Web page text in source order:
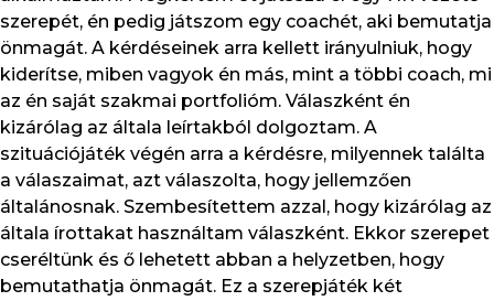
szerepét, én pedig játszom egy coachét, aki bemutatja
önmagát. A kérdéseinek arra kellett irányulniuk, hogy
kiderítse, miben vagyok én más, mint a többi coach, mi
az én saját szakmai portfolióm. Válaszként én
kizárólag az általa leírtakból dolgoztam. A
szituációjáték végén arra a kérdésre, milyennek találta
a válaszaimat, azt válaszolta, hogy jellemzően
általánosnak. Szembesítettem azzal, hogy kizárólag az
általa írottakat használtam válaszként. Ekkor szerepet
cseréltünk és ő lehetett abban a helyzetben, hogy
bemutathatja önmagát. Ez a szerepjáték két